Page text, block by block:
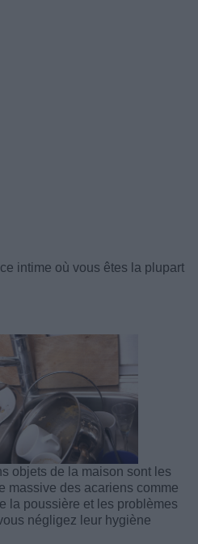
intime où vous êtes la plupart
objets de la maison sont les
massive des acariens comme
la poussière et les problèmes
négligez leur hygiène